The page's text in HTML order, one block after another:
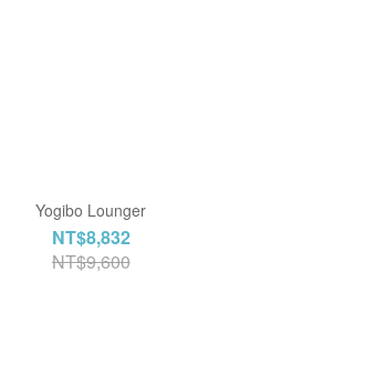
Yogibo Lounger
NT$8,832
NT$9,600